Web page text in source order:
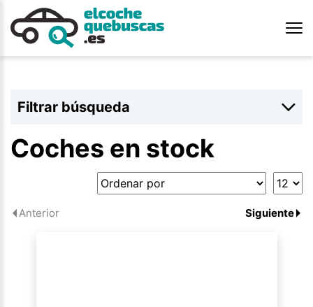
Filtrar búsqueda
Coches en stock
Anterior Siguiente